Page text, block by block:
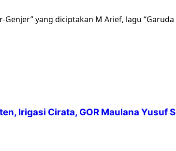
yang diciptakan M Arief, lagu “Garuda
Irigasi Cirata, GOR Maulana Yusuf